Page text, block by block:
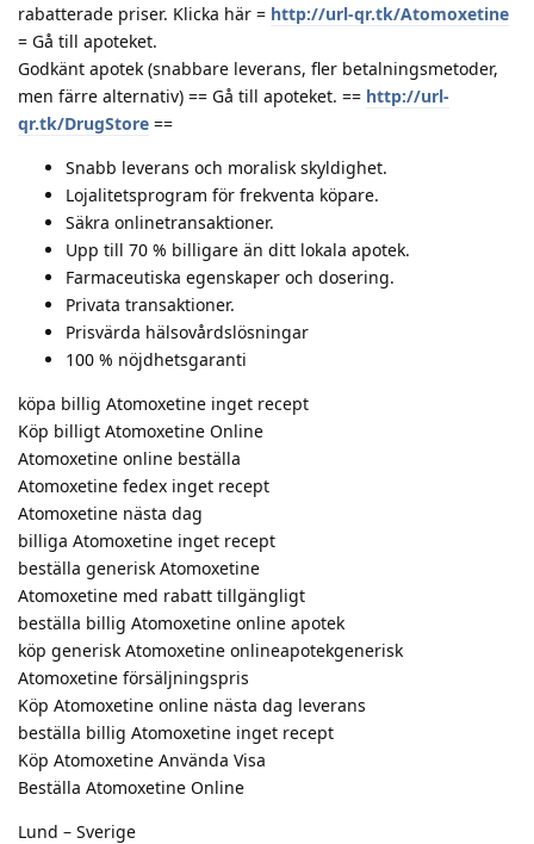
rabatterade priser. Klicka här = http://url-qr.tk/Atomoxetine
= Gå till apoteket.
Godkänt apotek (snabbare leverans, fler betalningsmetoder,
men färre alternativ) == Gå till apoteket. == http://url-
qr.tk/DrugStore ==
Snabb leverans och moralisk skyldighet.
Lojalitetsprogram för frekventa köpare.
Säkra onlinetransaktioner.
Upp till 70 % billigare än ditt lokala apotek.
Farmaceutiska egenskaper och dosering.
Privata transaktioner.
Prisvärda hälsovårdslösningar
100 % nöjdhetsgaranti
köpa billig Atomoxetine inget recept
Köp billigt Atomoxetine Online
Atomoxetine online beställa
Atomoxetine fedex inget recept
Atomoxetine nästa dag
billiga Atomoxetine inget recept
beställa generisk Atomoxetine
Atomoxetine med rabatt tillgängligt
beställa billig Atomoxetine online apotek
köp generisk Atomoxetine onlineapotekgenerisk
Atomoxetine försäljningspris
Köp Atomoxetine online nästa dag leverans
beställa billig Atomoxetine inget recept
Köp Atomoxetine Använda Visa
Beställa Atomoxetine Online
Lund – Sverige